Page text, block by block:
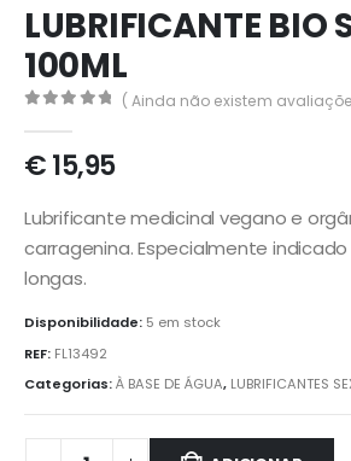
LUBRIFICANTE BIO
100ML
( Ainda não existem
€15,95
Lubrificante medicinal vegano e
carragenina. Especialmente
longas.
Disponibilidade: 5 em stock
REF: FL13492
Categorias:À BASE DE ÁGUA, LUBRIFICANTES